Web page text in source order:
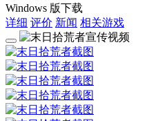
Windows 版下载
详细 评价 新闻 相关游戏